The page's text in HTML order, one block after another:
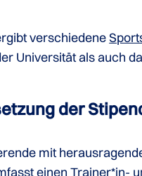
verschiedene
Universität als auch
der
mit
einen Trainer*in-